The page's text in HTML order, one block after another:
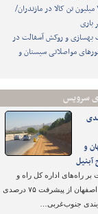
جابه‌جایی ۷.۴ میلیون تن کالا در مازندران/
بهسازی و روکش آسفالت در
محورهای مواصلاتی سیستان و
سرویس
درصدی
و
بر راه‌های اداره کل راه و
شهرسازی استان اصفهان از پیشرفت ۷۵ درصدی
جنوب‌غربی…